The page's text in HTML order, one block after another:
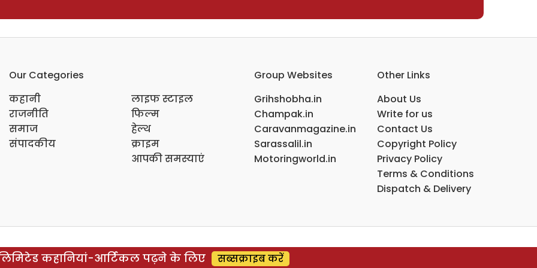
Our Categories
कहानी
राजनीति
समाज
संपादकीय
लाइफ स्टाइल
फिल्म
हेल्थ
क्राइम
आपकी समस्याएं
Group Websites
Grihshobha.in
Champak.in
Caravanmagazine.in
Sarassalil.in
Motoringworld.in
Other Links
About Us
Write for us
Contact Us
Copyright Policy
Privacy Policy
Terms & Conditions
Dispatch & Delivery
कहानियां-आर्टिकल पढ़ने के लिए सब्सक्राइब करें